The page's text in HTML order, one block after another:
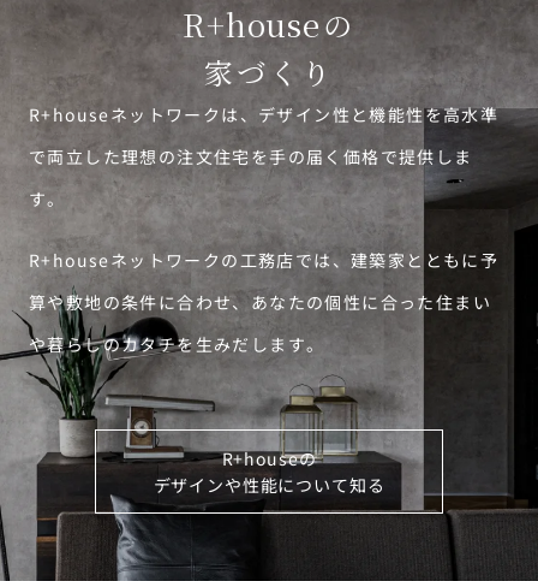
R+houseの
家づくり
R+houseネットワークは、デザイン性と機能性を高水準
で両立した理想の注文住宅を手の届く価格で提供しま
す。
R+houseネットワークの工務店では、建築家とともに予
算や敷地の条件に合わせ、あなたの個性に合った住まい
や暮らしのカタチを生みだします。
R+houseの
デザインや性能について知る